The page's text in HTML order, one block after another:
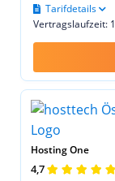
Vertragslaufzeit:
Tarifdetails
Hosting One
4,7